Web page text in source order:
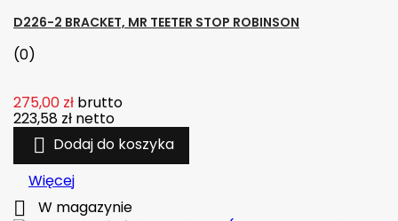
D226-2 BRACKET, MR TEETER STOP ROBINSON
(0)
275,00 zł brutto
223,58 zł netto
 Dodaj do koszyka
Więcej
 W magazynie